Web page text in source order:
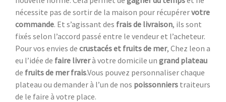
nécessite pas de sortir de la maison pour récupérervotre
commande. Et s’agissant des frais de livraison, ils sont
fixés selon l’accord passé entre le vendeur et l’acheteur.
Pour vos envies de crustacés et fruits de mer, Chez leon a
eu l’idée de faire livrerà votre domicile un grand plateau
de fruits de mer frais.Vous pouvez personnaliser chaque
plateau ou demander à l’un de nos poissonniers traiteurs
de le faire à votre place.